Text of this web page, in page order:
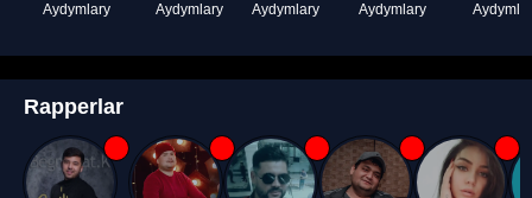
Aydymlary Aydymlary Aydymlary Aydymlary
Rapperlar